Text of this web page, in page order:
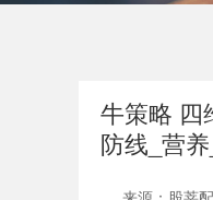
牛策略 四
防线_营